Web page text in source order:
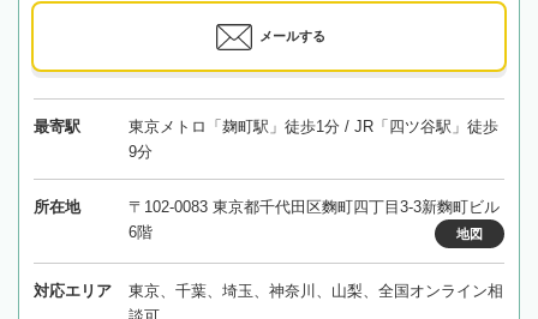
メールする
最寄駅
東京メトロ「麹町駅」徒歩1分 / JR「四ツ谷駅」徒歩
9分
所在地
〒102-0083 東京都千代田区麴町四丁目3-3新麴町ビル
6階
地図
対応エリア
東京、千葉、埼玉、神奈川、山梨、全国オンライン相